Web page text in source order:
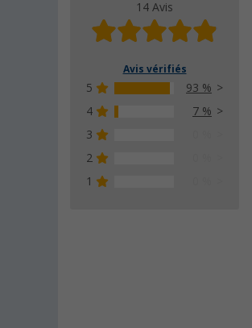
14 Avis
Avis vérifiés
5
93 %
4
7 %
3
2
1